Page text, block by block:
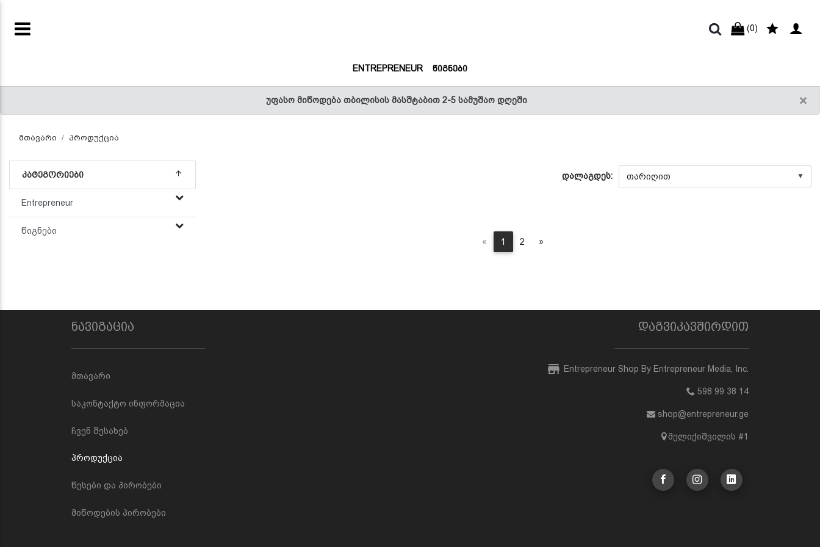
×
უფასო მიწოდება თბილისის მასშტაბით 2-5 სამუშაო დღეში
ᲬᲘᲒᲜᲔᲑᲘ
(CURRENT)
(0)
ENTREPRENEUR(CURRENT)
ᲬᲘᲒᲜᲔᲑᲘ(CURRENT)
მთავარი პროდუქცია
ᲙᲐᲢᲔᲒᲝᲠᲘᲔᲑᲘ
Entrepreneur
წიგნები
დალაგდეს: ▼
«Previous
1 2 »Next
ნავიგაცია
მთავარი
საკონტაქტო ინფორმაცია
ჩვენ შესახებ
პროდუქცია
წესები და პირობები
მიწოდების პირობები
დაგვიკავშირდით
Entrepreneur Shop By Entrepreneur Media, Inc.
598 99 38 14
shop@entrepreneur.ge
მელიქიშვილის #1